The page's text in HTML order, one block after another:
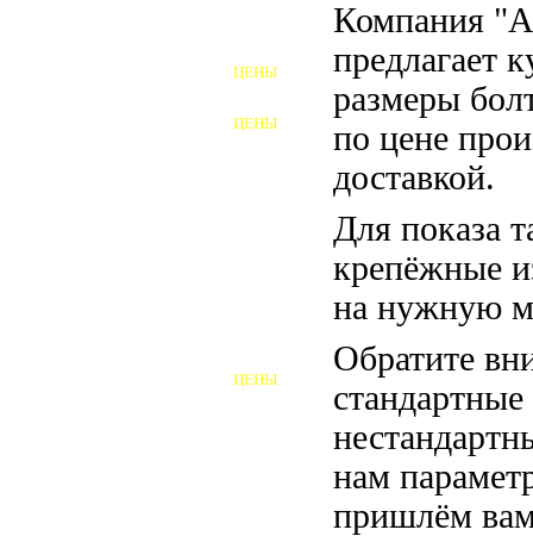
Компания
предлагает
размеры
по цене
доставкой.
Для показа
крепёжные
на нужную
Обратите
нам
пришлём
ЦЕНЫ
ЦЕНЫ
ШАЙБЫ ФУНДАМЕНТНЫЕ
ЦЕНЫ